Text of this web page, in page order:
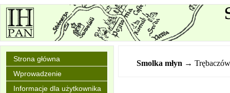
Strona główna
Wprowadzenie
Informacje dla użytkownika
Smolka młyn →